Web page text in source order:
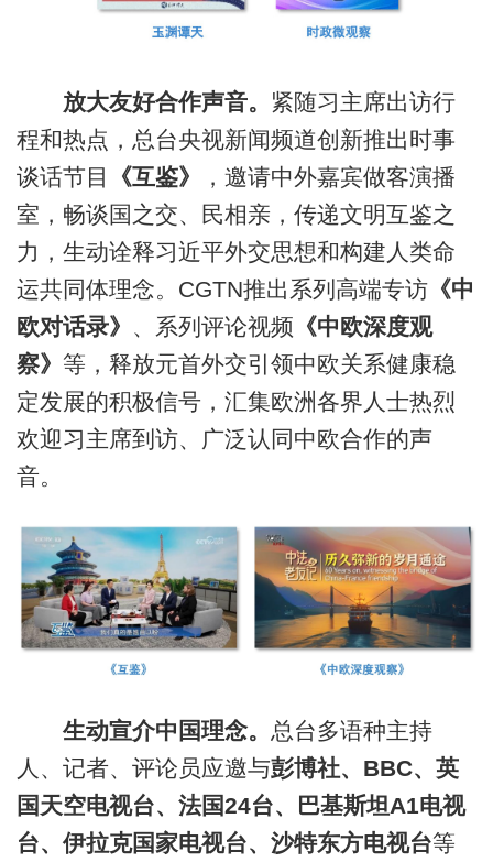
放大友好合作声音。 紧随习主席出访行
程和热点，总台央视新闻频道创新推出时事
谈话节目
《互鉴》
，邀请中外嘉宾做客演播
室，畅谈国之交、民相亲，传递文明互鉴之
力，生动诠释习近平外交思想和构建人类命
运共同体理念。CGTN推出系列高端专访《中
欧对话录》
、系列评论视频 《中欧深度观
察》 等，释放元首外交引领中欧关系健康稳
定发展的积极信号，汇集欧洲各界人士热烈
欢迎习主席到访、广泛认同中欧合作的声
音。
生动宣介中国理念。 总台多语种主持
人、记者、评论员应邀与彭博社、BBC、英
国天空电视台、法国24台、巴基斯坦A1电视
台、伊拉克国家电视台、沙特东方电视台等